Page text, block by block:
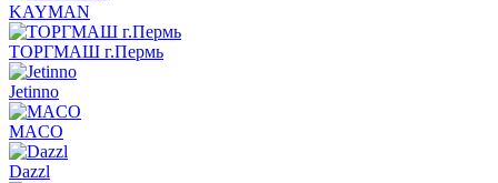
KAYMAN
ТОРГМАШ г.Пермь
Jetinno
MACO
Dazzl